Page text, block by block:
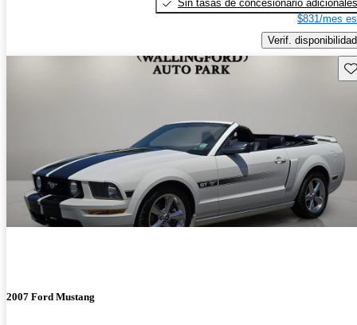
Sin tasas de concesionario adicionales
$831/mes
Verif. disponibilidad
2007 Ford Mustang